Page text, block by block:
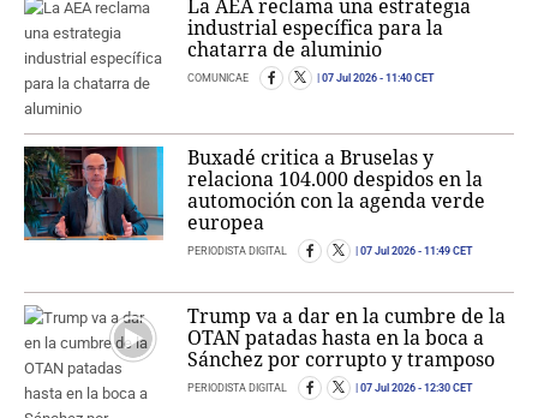
La AEA reclama una estrategia
industrial específica para la
chatarra de aluminio
COMUNICAE 07 Jul 2026 - 11:40 CET
Buxadé critica a Bruselas y
relaciona 104.000 despidos en la
automoción con la agenda verde
europea
PERIODISTA DIGITAL 07 Jul 2026 - 11:49 CET
Trump va a dar en la cumbre de la
OTAN patadas hasta en la boca a
Sánchez por corrupto y tramposo
PERIODISTA DIGITAL 07 Jul 2026 - 12:30 CET